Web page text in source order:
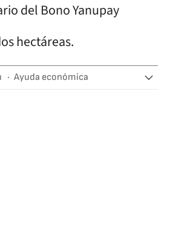
del Bono Yanupay
hectáreas.
Ayuda económica